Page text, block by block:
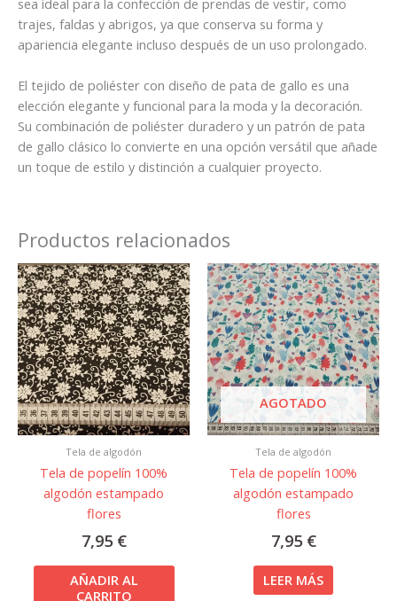
sea ideal para la confección de prendas de vestir, como
trajes, faldas y abrigos, ya que conserva su forma y
apariencia elegante incluso después de un uso prolongado.
El tejido de poliéster con diseño de pata de gallo es una
elección elegante y funcional para la moda y la decoración.
Su combinación de poliéster duradero y un patrón de pata
de gallo clásico lo convierte en una opción versátil que añade
un toque de estilo y distinción a cualquier proyecto.
Productos relacionados
Tela de algodón
Tela de popelín 100%
algodón estampado
flores
7,95 €
AÑADIR AL
CARRITO
AGOTADO
Tela de algodón
Tela de popelín 100%
algodón estampado
flores
7,95 €
LEER MÁS